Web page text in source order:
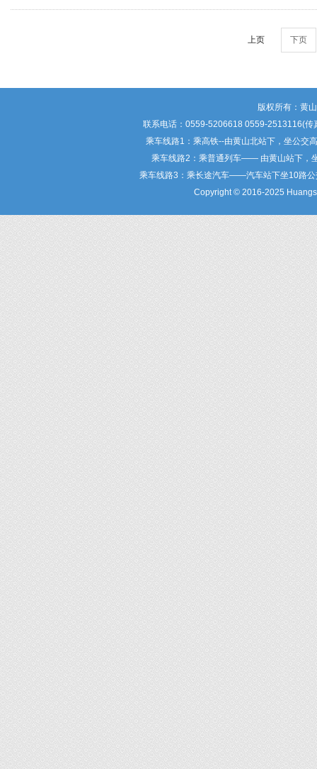
上页 下页
版权所有：
联系电话：0559-5206618 0559-2513116(
乘车线路1：乘高铁--由黄山北站下，坐公交
乘车线路2：乘普通列车—— 由黄山站下，
乘车线路3：乘长途汽车——汽车站下坐10路公
Copyright © 2016-2025